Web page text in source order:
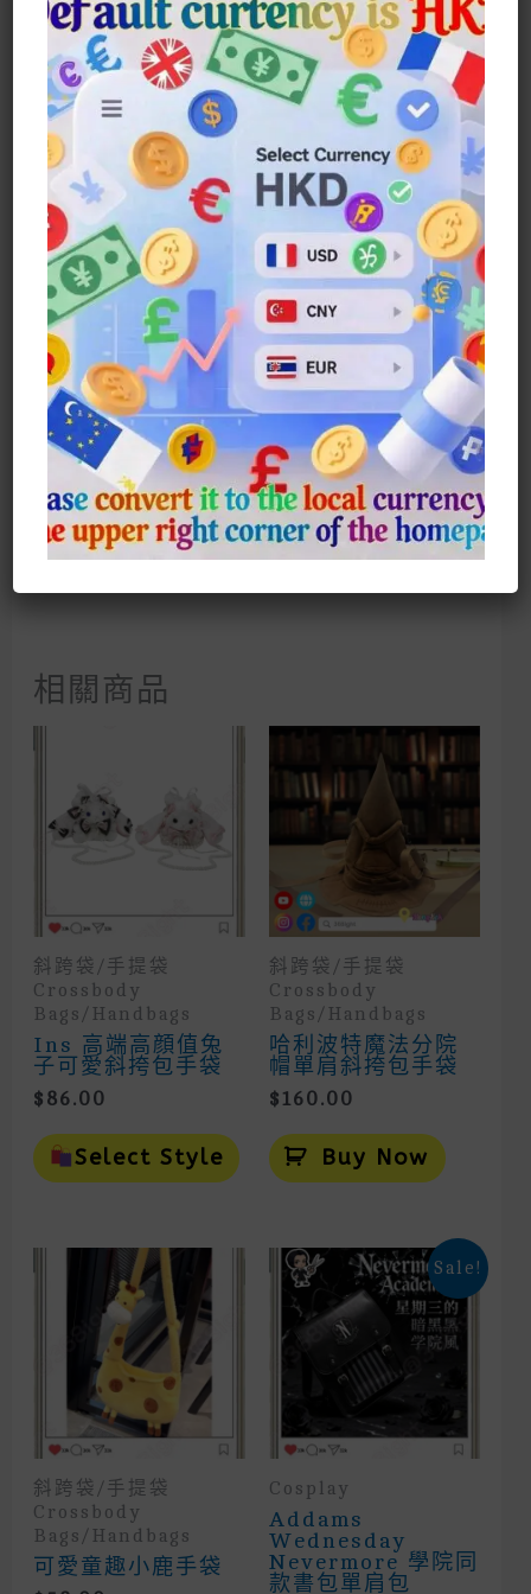
尺寸: 36*20*46
Film And TV: DC Super Heroes
Role: Batman
Inspired By Batman, The Same Style
Backpack And Backpack.
Suitable For Returning To School
And Work.
Extra Large Capacity
Number Of Compartments: Two
Front Compartments, Two Side
Pockets, Large Compartment
Backpack For Laptop
相關商品
斜跨袋/手提袋
Crossbody
Bags/Handbags
Ins 高端高顔值兔
子可愛斜挎包手袋
$ 86.00
Select Style
This
Product
Has
Options
Chosen
Product
斜跨袋/手提袋
Crossbody
Bags/Handbags
哈利波特魔法分院
帽單肩斜挎包手袋
$ 160.00
Buy Now
斜跨袋/手提袋
Crossbody
Bags/Handbags
可愛童趣小鹿手袋
Sale!
Cosplay
Addams
Wednesday
Nevermore 學院同
款書包單肩包